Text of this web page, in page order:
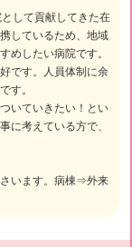
して貢献してきた在
しているため、地域
めしたい病院です。
です。人員体制に余
す。
いていきたい！とい
に考えている方で、
います。病棟⇒外来